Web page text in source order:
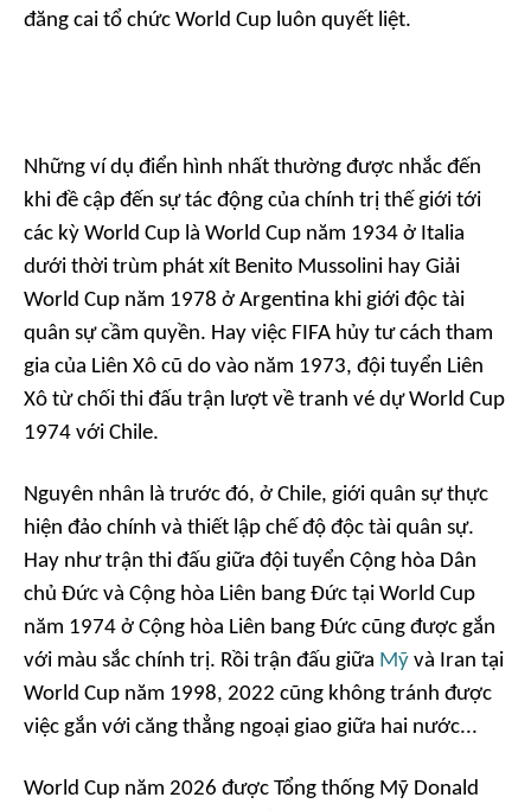
đăng cai tổ chức World Cup luôn quyết liệt.
Những ví dụ điển hình nhất thường được nhắc đến
khi đề cập đến sự tác động của chính trị thế giới tới
các kỳ World Cup là World Cup năm 1934 ở Italia
dưới thời trùm phát xít Benito Mussolini hay Giải
World Cup năm 1978 ở Argentina khi giới độc tài
quân sự cầm quyền. Hay việc FIFA hủy tư cách tham
gia của Liên Xô cũ do vào năm 1973, đội tuyển Liên
Xô từ chối thi đấu trận lượt về tranh vé dự World Cup
1974 với Chile.
Nguyên nhân là trước đó, ở Chile, giới quân sự thực
hiện đảo chính và thiết lập chế độ độc tài quân sự.
Hay như trận thi đấu giữa đội tuyển Cộng hòa Dân
chủ Đức và Cộng hòa Liên bang Đức tại World Cup
năm 1974 ở Cộng hòa Liên bang Đức cũng được gắn
với màu sắc chính trị. Rồi trận đấu giữa Mỹ và Iran tại
World Cup năm 1998, 2022 cũng không tránh được
việc gắn với căng thẳng ngoại giao giữa hai nước...
World Cup năm 2026 được Tổng thống Mỹ Donald